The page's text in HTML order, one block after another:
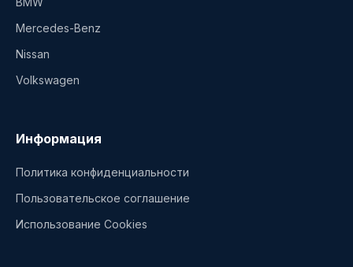
Mercedes-Benz
Nissan
Volkswagen
Информация
Политика конфиденциальности
Пользовательское соглашение
Использование Cookies